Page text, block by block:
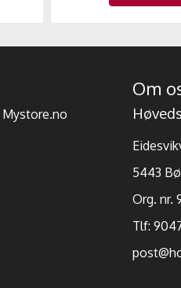
Mystore.no
Om
5443
Org. nr.
Tlf: